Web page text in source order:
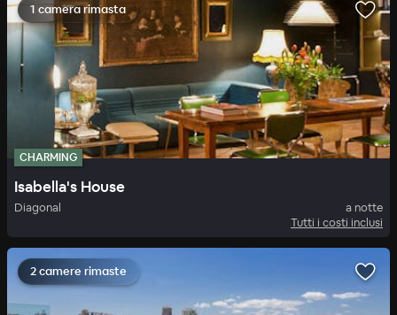
1 camera rimasta
CHARMING
Isabella's House
Diagonal
a notte
Tutti i costi inclusi
2 camere rimaste